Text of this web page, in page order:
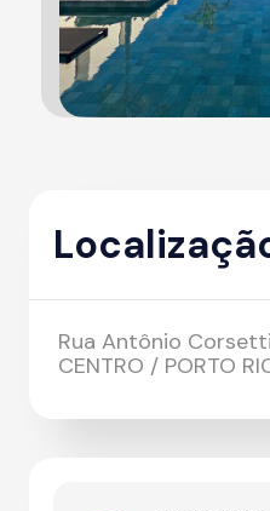
Rua Antônio
CENTRO / PORTO